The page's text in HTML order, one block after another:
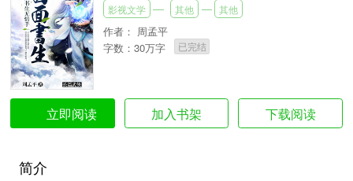
影视文学 其他 其他
作者： 周孟平
字数：30万字
已完结
立即阅读 加入书架 下载阅读
简介